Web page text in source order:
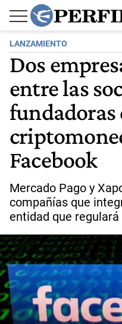
LANZAMIENTO
Dos
entre las
fundadoras
Facebook
Mercado Pago y
compañías que
entidad que